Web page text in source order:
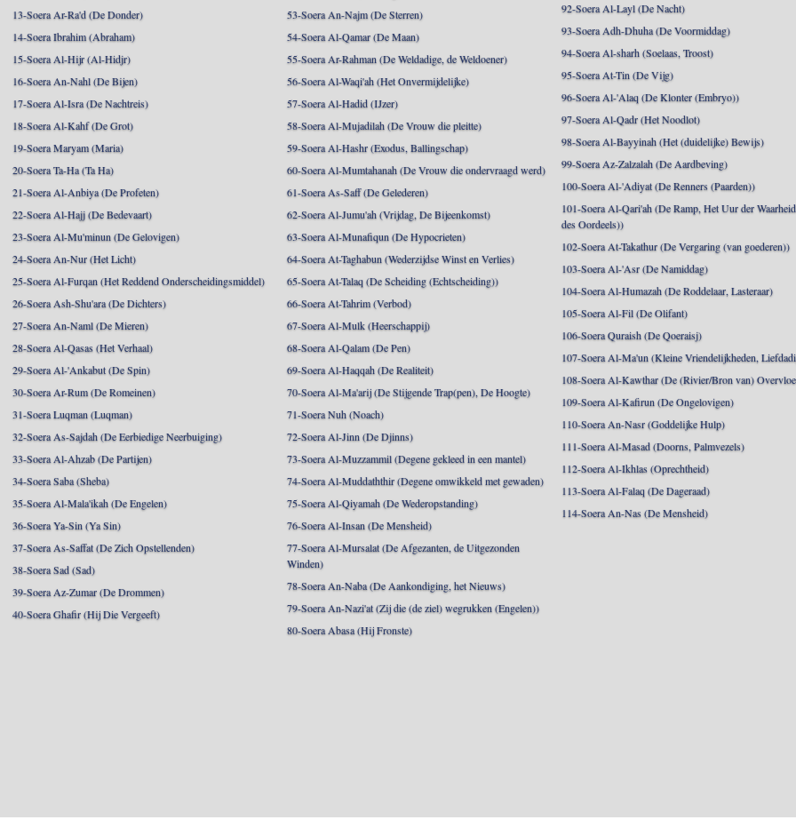
13-Soera Ar-Ra'd (De Donder)
14-Soera Ibrahim (Abraham)
15-Soera Al-Hijr (Al-Hidjr)
16-Soera An-Nahl (De Bijen)
17-Soera Al-Isra (De Nachtreis)
18-Soera Al-Kahf (De Grot)
19-Soera Maryam (Maria)
20-Soera Ta-Ha (Ta Ha)
21-Soera Al-Anbiya (De Profeten)
22-Soera Al-Hajj (De Bedevaart)
23-Soera Al-Mu'minun (De Gelovigen)
24-Soera An-Nur (Het Licht)
25-Soera Al-Furqan (Het Reddend Onderscheidingsmiddel)
26-Soera Ash-Shu'ara (De Dichters)
27-Soera An-Naml (De Mieren)
28-Soera Al-Qasas (Het Verhaal)
29-Soera Al-'Ankabut (De Spin)
30-Soera Ar-Rum (De Romeinen)
31-Soera Luqman (Luqman)
32-Soera As-Sajdah (De Eerbiedige Neerbuiging)
33-Soera Al-Ahzab (De Partijen)
34-Soera Saba (Sheba)
35-Soera Al-Mala'ikah (De Engelen)
36-Soera Ya-Sin (Ya Sin)
37-Soera As-Saffat (De Zich Opstellenden)
38-Soera Sad (Sad)
39-Soera Az-Zumar (De Drommen)
40-Soera Ghafir (Hij Die Vergeeft)
53-Soera An-Najm (De Sterren)
54-Soera Al-Qamar (De Maan)
55-Soera Ar-Rahman (De Weldadige, de Weldoener)
56-Soera Al-Waqi'ah (Het Onvermijdelijke)
57-Soera Al-Hadid (IJzer)
58-Soera Al-Mujadilah (De Vrouw die pleitte)
59-Soera Al-Hashr (Exodus, Ballingschap)
60-Soera Al-Mumtahanah (De Vrouw die ondervraagd werd)
61-Soera As-Saff (De Gelederen)
62-Soera Al-Jumu'ah (Vrijdag, De Bijeenkomst)
63-Soera Al-Munafiqun (De Hypocrieten)
64-Soera At-Taghabun (Wederzijdse Winst en Verlies)
65-Soera At-Talaq (De Scheiding (Echtscheiding))
66-Soera At-Tahrim (Verbod)
67-Soera Al-Mulk (Heerschappij)
68-Soera Al-Qalam (De Pen)
69-Soera Al-Haqqah (De Realiteit)
70-Soera Al-Ma'arij (De Stijgende Trap(pen), De Hoogte)
71-Soera Nuh (Noach)
72-Soera Al-Jinn (De Djinns)
73-Soera Al-Muzzammil (Degene gekleed in een mantel)
74-Soera Al-Muddaththir (Degene omwikkeld met gewaden)
75-Soera Al-Qiyamah (De Wederopstanding)
76-Soera Al-Insan (De Mensheid)
77-Soera Al-Mursalat (De Afgezanten, de Uitgezonden
Winden)
78-Soera An-Naba (De Aankondiging, het Nieuws)
79-Soera An-Nazi'at (Zij die (de ziel) wegrukken (Engelen))
80-Soera Abasa (Hij Fronste)
92-Soera Al-Layl (De Nacht)
93-Soera Adh-Dhuha (De Voormiddag)
94-Soera Al-sharh (Soelaas, Troost)
95-Soera At-Tin (De Vijg)
96-Soera Al-'Alaq (De Klonter (Embryo))
97-Soera Al-Qadr (Het Noodlot)
98-Soera Al-Bayyinah (Het (duidelijke) Bewijs)
99-Soera Az-Zalzalah (De Aardbeving)
100-Soera Al-'Adiyat (De Renners (Paarden))
101-Soera Al-Qari'ah (De Ramp, Het Uur der
des Oordeels))
102-Soera At-Takathur (De Vergaring (van goederen))
103-Soera Al-'Asr (De Namiddag)
104-Soera Al-Humazah (De Roddelaar, Lasteraar)
105-Soera Al-Fil (De Olifant)
106-Soera Quraish (De Qoeraisj)
107-Soera Al-Ma'un (Kleine Vriendelijkheden,
108-Soera Al-Kawthar (De (Rivier/Bron van)
109-Soera Al-Kafirun (De Ongelovigen)
110-Soera An-Nasr (Goddelijke Hulp)
111-Soera Al-Masad (Doorns, Palmvezels)
112-Soera Al-Ikhlas (Oprechtheid)
113-Soera Al-Falaq (De Dageraad)
114-Soera An-Nas (De Mensheid)